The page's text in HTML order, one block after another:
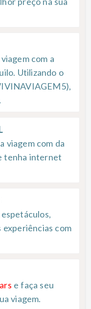
com a
Utilizando o
viagem com da
tenha internet
com
e faça seu
viagem.